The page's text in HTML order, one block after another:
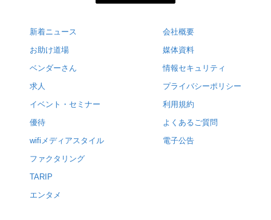
新着ニュース
お助け道場
ベンダーさん
求人
イベント・セミナー
優待
wifiメディアスタイル
ファクタリング
TARIP
エンタメ
会社概要
媒体資料
情報セキュリティ
プライバシーポリシー
利用規約
よくあるご質問
電子公告